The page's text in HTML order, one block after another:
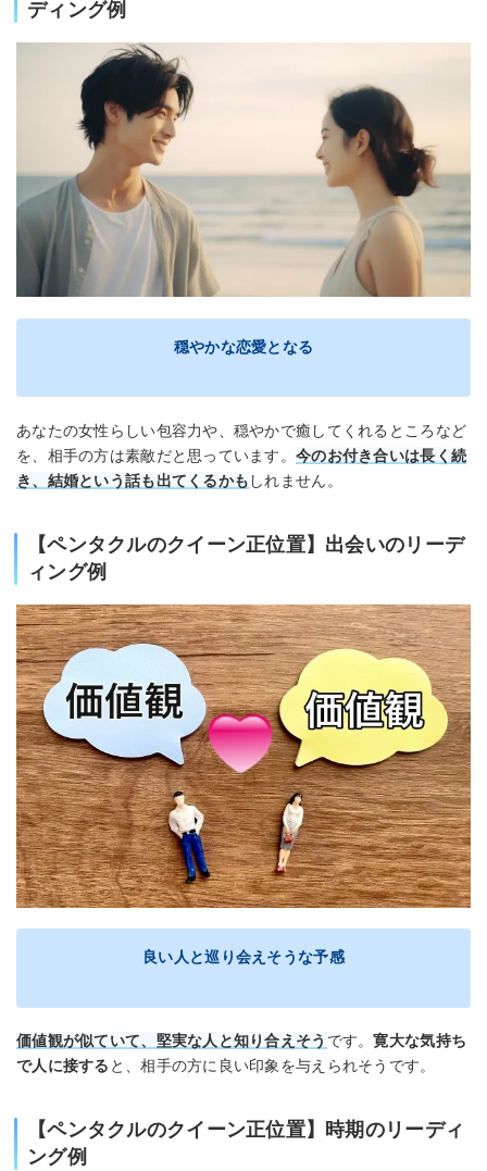
ディング例
穏やかな恋愛となる
あなたの女性らしい包容力や、穏やかで癒してくれるところなど
を、相手の方は素敵だと思っています。今のお付き合いは長く続
き、結婚という話も出てくるかも しれません。
【ペンタクルのクイーン正位置】出会いのリーデ
ィング例
良い人と巡り会えそうな予感
価値観が似ていて、堅実な人と知り合えそう です。寛大な気持ち
で人に接する と、相手の方に良い印象を与えられそうです。
【ペンタクルのクイーン正位置】時期のリーディ
ング例